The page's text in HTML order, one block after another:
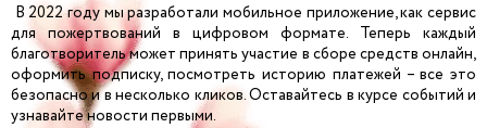
В 2022 году мы разработали мобильное приложение, как сервис
для пожертвований в цифровом формате. Теперь каждый
благотворитель может принять участие в сборе средств онлайн,
оформить подписку, посмотреть историю платежей – все это
безопасно и в несколько кликов. Оставайтесь в курсе событий и
узнавайте новости первыми.